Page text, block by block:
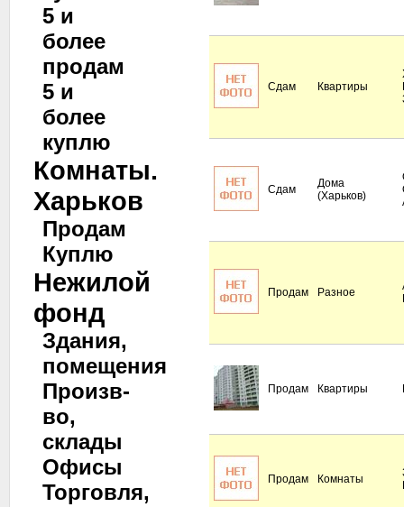
5 и
более
продам
5 и
более
куплю
Комнаты.
Харьков
Продам
Куплю
Нежилой
фонд
Здания,
помещения
Произв-
во,
склады
Офисы
Торговля,
Сдам Квартиры
Сдам
Дома
(Харьков)
Продам Разное
Продам Квартиры
Продам Комнаты